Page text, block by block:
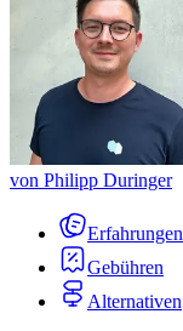
von Philipp Duringer
Erfahrungen
Gebühren
Alternativen